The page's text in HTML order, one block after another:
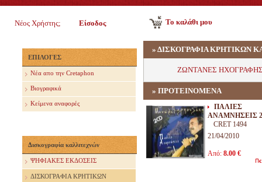
Νέος Χρήστης; Είσοδος Το καλάθι μου
ΕΠΙΛΟΓΕΣ
Nέα απο την Cretaphon
Βιογραφικά
Κείμενα αναφορές
Δισκογραφία καλλιτεχνών
ΨΗΦΙΑΚΕΣ ΕΚΔΟΣΕΙΣ
ΔΙΣΚΟΓΡΑΦΙΑ ΚΡΗΤΙΚΩΝ
» ΔΙΣΚΟΓΡΑΦΙΑ ΚΡΗΤΙΚΩΝ
ΖΩΝΤΑΝΕΣ
» ΠΡΟΤΕΙΝΟΜΕΝΑ
ΠΑΛΙΕΣ
ΑΝΑΜΝΗΣΕΙΣ
CRET 1494
21/04/2010
Από: 8.00 €